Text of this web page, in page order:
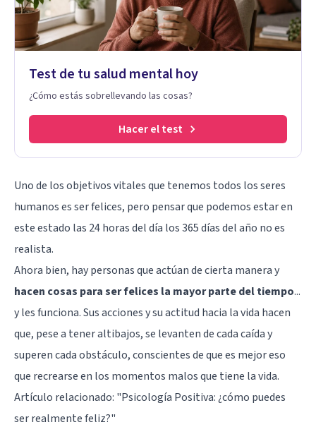
Test de tu salud mental hoy
¿Cómo estás sobrellevando las cosas?
Hacer el test
Uno de los objetivos vitales que tenemos todos los seres
humanos es ser felices, pero pensar que podemos estar en
este estado las 24 horas del día los 365 días del año no es
realista.
Ahora bien, hay personas que actúan de cierta manera y
hacen cosas para ser felices la mayor parte del tiempo...
y les funciona. Sus acciones y su actitud hacia la vida hacen
que, pese a tener altibajos, se levanten de cada caída y
superen cada obstáculo, conscientes de que es mejor eso
que recrearse en los momentos malos que tiene la vida.
Artículo relacionado: "Psicología Positiva: ¿cómo puedes
ser realmente feliz?"